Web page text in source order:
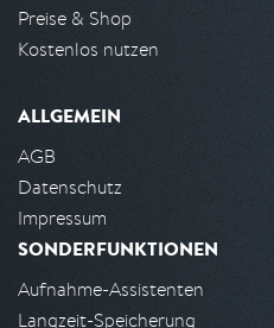
Preise & Shop
Kostenlos nutzen
ALLGEMEIN
AGB
Datenschutz
Impressum
SONDERFUNKTIONEN
Aufnahme-Assistenten
Langzeit-Speicherung